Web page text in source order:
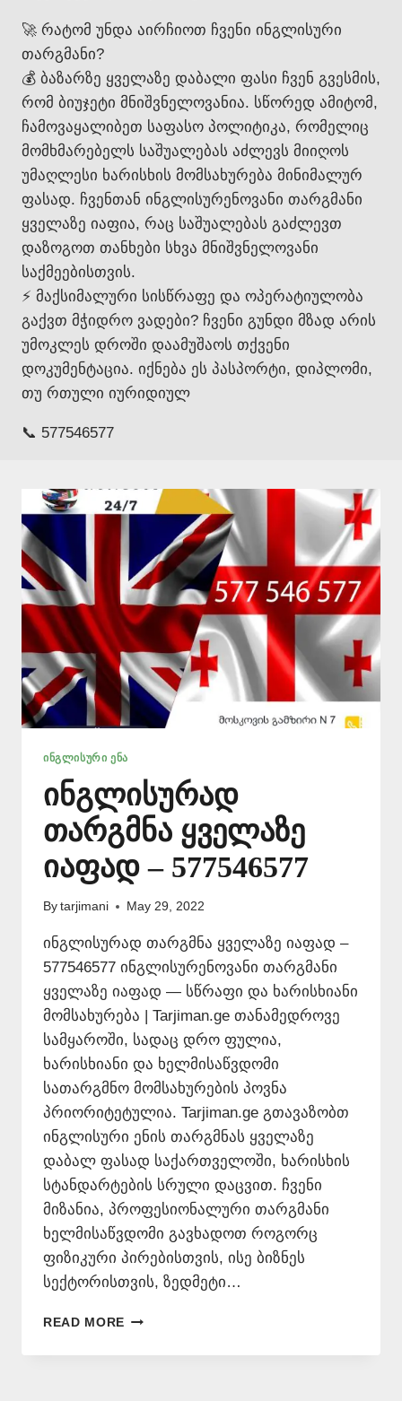
🚀 რატომ უნდა აირჩიოთ ჩვენი ინგლისური
თარგმანი?
💰 ბაზარზე ყველაზე დაბალი ფასი ჩვენ გვესმის,
რომ ბიუჯეტი მნიშვნელოვანია. სწორედ ამიტომ,
ჩამოვაყალიბეთ საფასო პოლიტიკა, რომელიც
მომხმარებელს საშუალებას აძლევს მიიღოს
უმაღლესი ხარისხის მომსახურება მინიმალურ
ფასად. ჩვენთან ინგლისურენოვანი თარგმანი
ყველაზე იაფია, რაც საშუალებას გაძლევთ
დაზოგოთ თანხები სხვა მნიშვნელოვანი
საქმეებისთვის.
⚡ მაქსიმალური სისწრაფე და ოპერატიულობა
გაქვთ მჭიდრო ვადები? ჩვენი გუნდი მზად არის
უმოკლეს დროში დაამუშაოს თქვენი
დოკუმენტაცია. იქნება ეს პასპორტი, დიპლომი,
თუ რთული იურიდიულ
📞 577546577
ᲘᲜᲒᲚᲘᲡᲣᲠᲘ ᲔᲜᲐ
ინგლისურად
თარგმნა ყველაზე
იაფად – 577546577
By tarjimani May 29, 2022
ინგლისურად თარგმნა ყველაზე იაფად –
577546577 ინგლისურენოვანი თარგმანი
ყველაზე იაფად — სწრაფი და ხარისხიანი
მომსახურება | Tarjiman.ge თანამედროვე
სამყაროში, სადაც დრო ფულია,
ხარისხიანი და ხელმისაწვდომი
სათარგმნო მომსახურების პოვნა
პრიორიტეტულია. Tarjiman.ge გთავაზობთ
ინგლისური ენის თარგმნას ყველაზე
დაბალ ფასად საქართველოში, ხარისხის
სტანდარტების სრული დაცვით. ჩვენი
მიზანია, პროფესიონალური თარგმანი
ხელმისაწვდომი გავხადოთ როგორც
ფიზიკური პირებისთვის, ისე ბიზნეს
სექტორისთვის, ზედმეტი…
READ MORE ᲘᲜᲒᲚᲘᲡᲣᲠᲐᲓ
ᲧᲕᲔᲚᲐᲖᲔ